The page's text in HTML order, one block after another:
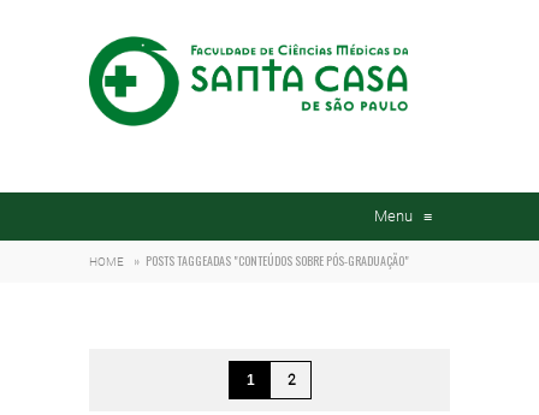
Menu ≡
HOME » POSTS TAGGEADAS "CONTEÚDOS SOBRE PÓS-GRADUAÇÃO"
1 2